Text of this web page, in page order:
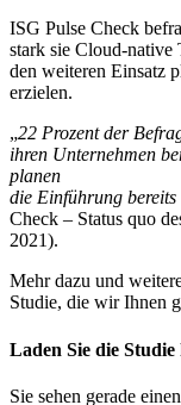
ISG Pulse Check
stark sie Cloud-native
den weiteren Einsatz
erzielen.
„22 Prozent der
ihren Unternehmen
planen
die Einführung
Check – Status quo
2021).
Mehr dazu und
Studie, die wir Ihnen
Laden Sie die
Sie sehen gerade